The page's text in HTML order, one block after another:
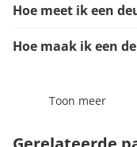
Hoe meet ik een
Hoe maak ik een
Toon meer